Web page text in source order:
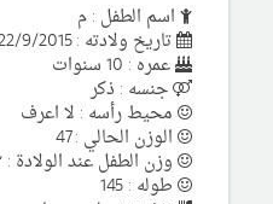
اسم الطفل : م
تاريخ ولادته : 22/9/2015
عمره : 10 سنوات
جنسه : ذكر
محيط رأسه : لا اعرف
الوزن الحالي : 47
وزن الطفل عند الولادة : ٢و ٧٥٠ جرام
طوله : 145